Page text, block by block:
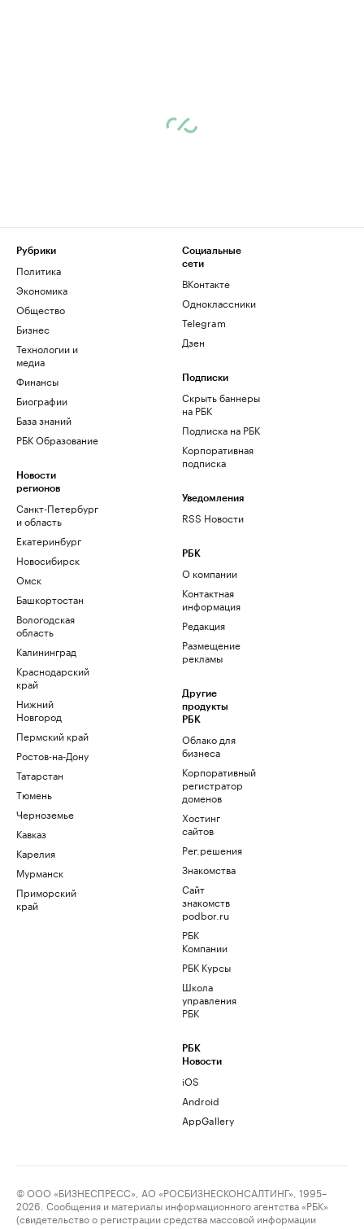
Рубрики
Политика
Экономика
Общество
Бизнес
Технологии и
медиа
Финансы
Биографии
База знаний
РБК Образование
Новости
регионов
Санкт-Петербург
и область
Екатеринбург
Новосибирск
Омск
Башкортостан
Вологодская
область
Калининград
Краснодарский
край
Нижний
Новгород
Пермский край
Ростов-на-Дону
Татарстан
Тюмень
Черноземье
Кавказ
Карелия
Мурманск
Приморский
край
Социальные
сети
ВКонтакте
Одноклассники
Telegram
Дзен
Подписки
Скрыть баннеры
на РБК
Подписка на РБК
Корпоративная
подписка
Уведомления
RSS Новости
РБК
О компании
Контактная
информация
Редакция
Размещение
рекламы
Другие
продукты
РБК
Облако для
бизнеса
Корпоративный
регистратор
доменов
Хостинг
сайтов
Рег.решения
Знакомства
Сайт
знакомств
podbor.ru
РБК
Компании
РБК Курсы
Школа
управления
РБК
РБК
Новости
iOS
Android
AppGallery
© ООО «БИЗНЕСПРЕСС», АО «РОСБИЗНЕСКОНСАЛТИНГ», 1995–
2026. Сообщения и материалы информационного агентства «РБК»
(свидетельство о регистрации средства массовой информации